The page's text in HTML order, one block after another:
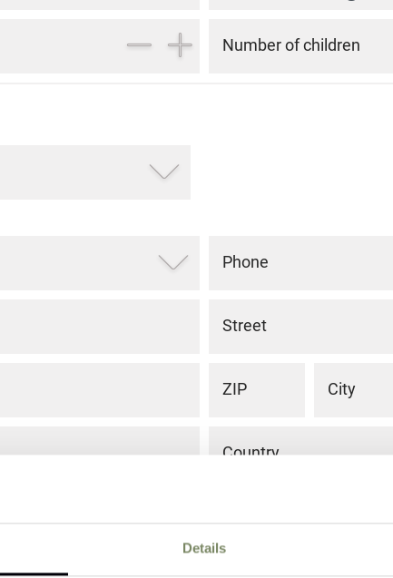
Details
Number of children
Phone
Street
ZIP City
Country